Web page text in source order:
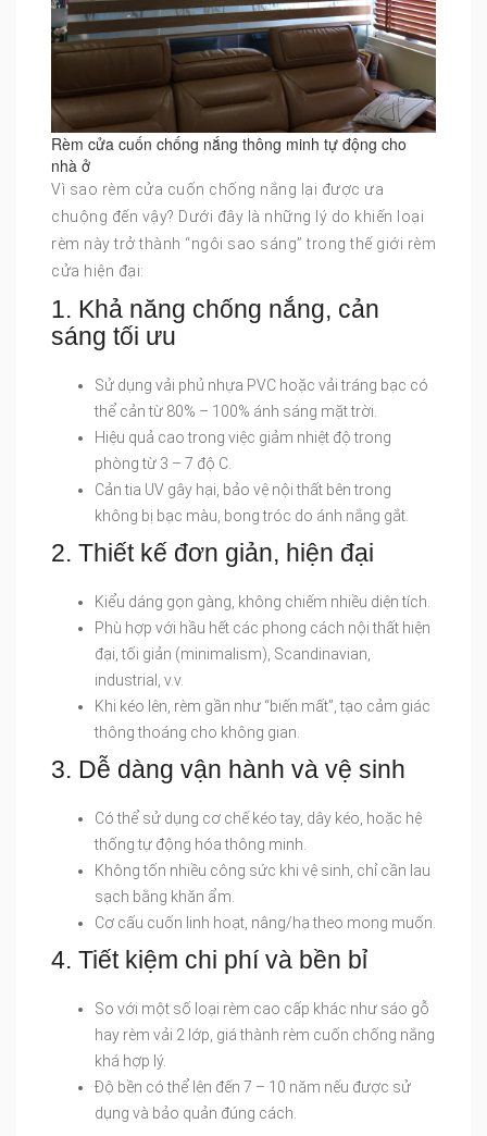
Rèm cửa cuốn chống nắng thông minh tự động cho
nhà ở
Vì sao rèm cửa cuốn chống nắng lại được ưa
chuộng đến vậy? Dưới đây là những lý do khiến loại
rèm này trở thành “ngôi sao sáng” trong thế giới rèm
cửa hiện đại:
1. Khả năng chống nắng, cản
sáng tối ưu
Sử dụng vải phủ nhựa PVC hoặc vải tráng bạc có
thể cản từ 80% – 100% ánh sáng mặt trời.
Hiệu quả cao trong việc giảm nhiệt độ trong
phòng từ 3 – 7 độ C.
Cản tia UV gây hại, bảo vệ nội thất bên trong
không bị bạc màu, bong tróc do ánh nắng gắt.
2. Thiết kế đơn giản, hiện đại
Kiểu dáng gọn gàng, không chiếm nhiều diện tích.
Phù hợp với hầu hết các phong cách nội thất hiện
đại, tối giản (minimalism), Scandinavian,
industrial, v.v.
Khi kéo lên, rèm gần như “biến mất”, tạo cảm giác
thông thoáng cho không gian.
3. Dễ dàng vận hành và vệ sinh
Có thể sử dụng cơ chế kéo tay, dây kéo, hoặc hệ
thống tự động hóa thông minh.
Không tốn nhiều công sức khi vệ sinh, chỉ cần lau
sạch bằng khăn ẩm.
Cơ cấu cuốn linh hoạt, nâng/hạ theo mong muốn.
4. Tiết kiệm chi phí và bền bỉ
So với một số loại rèm cao cấp khác như sáo gỗ
hay rèm vải 2 lớp, giá thành rèm cuốn chống nắng
khá hợp lý.
Độ bền có thể lên đến 7 – 10 năm nếu được sử
dụng và bảo quản đúng cách.